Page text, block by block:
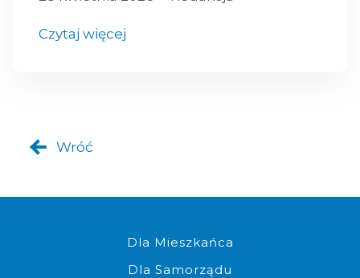
Czytaj więcej
Wróć
Komplet dokumentów do
Dla Mieszkańca
Dla Samorządu